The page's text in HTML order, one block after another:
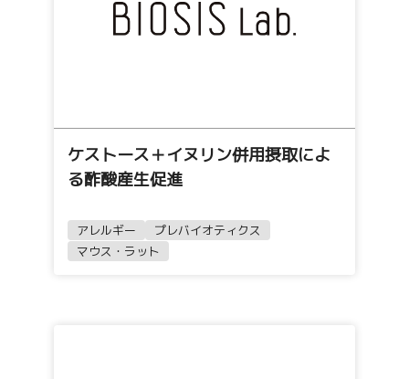
ケストース＋イヌリン併用摂取によ
る酢酸産生促進
アレルギー
プレバイオティクス
マウス・ラット